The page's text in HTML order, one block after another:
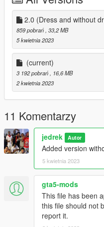
2.0 (Dress and without
859 pobrań, 33,2 MB
5 kwietnia 2023
(current)
3 192 pobrań, 16,6 MB
2 kwietnia 2023
11 Komentarzy
jedrek Autor
Added version
5 kwietnia 2023
gta5-mods
This file has been
this file should not
report it.